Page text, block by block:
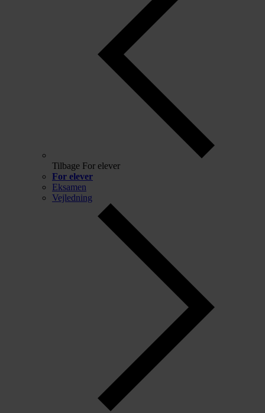
Tilbage For elever
For elever
Eksamen
Vejledning